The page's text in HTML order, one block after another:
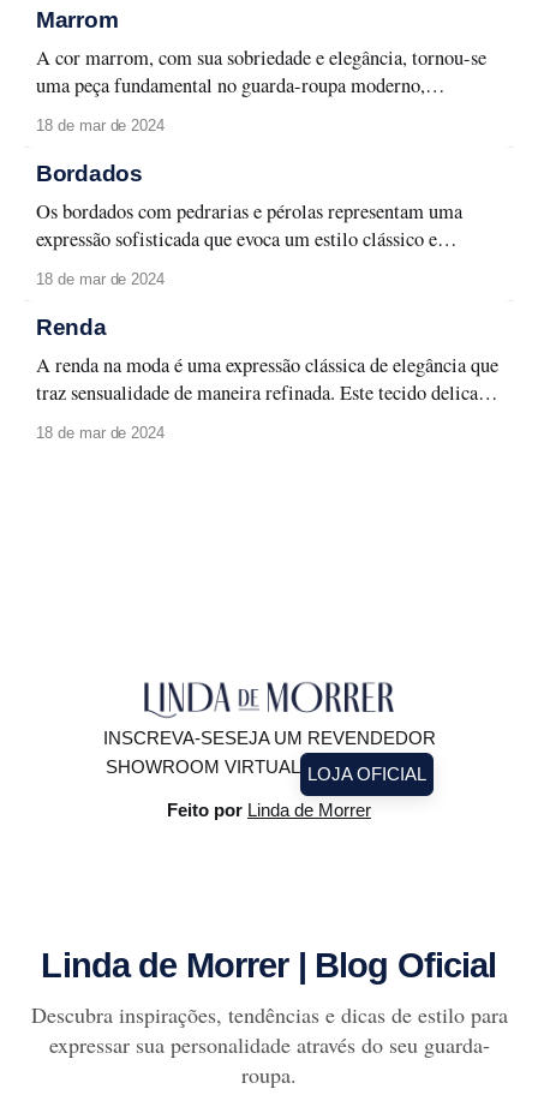
médios e escuros, conferindo elegância e descontração ao
Marrom
A cor marrom, com sua sobriedade e elegância, tornou-se
uma peça fundamental no guarda-roupa moderno,
conferindo uma sofisticação discreta a uma variedade de
maturidade e refinamento, proporcionando um toque
18 de mar de 2024
Bordados
Os bordados com pedrarias e pérolas representam uma
expressão sofisticada que evoca um estilo clássico e
opulente. Esses detalhes luxuosos conferem uma aura de
casuais, a beleza desses detalhes transcende o formal,
incorporados em roupas
18 de mar de 2024
Renda
A renda na moda é uma expressão clássica de elegância que
traz sensualidade de maneira refinada. Este tecido delicado
eleva o charme das peças, adicionando uma transparência
18 de mar de 2024
INSCREVA-SESEJA UM REVENDEDOR
SHOWROOM VIRTUAL LOJA OFICIAL
Feito por Linda de Morrer
Linda de Morrer | Blog Oficial
Descubra inspirações, tendências e dicas de estilo para
expressar sua personalidade através do seu guarda-
roupa.